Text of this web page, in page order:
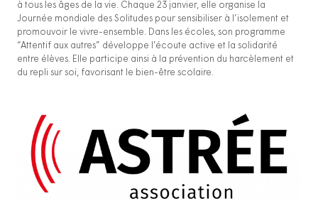
à tous les âges de la vie. Chaque 23 janvier, elle organise la
Journée mondiale des Solitudes pour sensibiliser à l’isolement et
promouvoir le vivre-ensemble. Dans les écoles, son programme
“Attentif aux autres” développe l’écoute active et la solidarité
entre élèves. Elle participe ainsi à la prévention du harcèlement et
du repli sur soi, favorisant le bien-être scolaire.